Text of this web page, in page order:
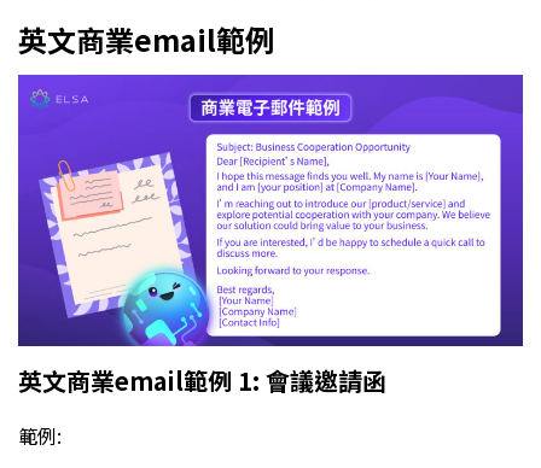
英文商業email範例
英文商業email範例 1: 會議邀請函
範例: